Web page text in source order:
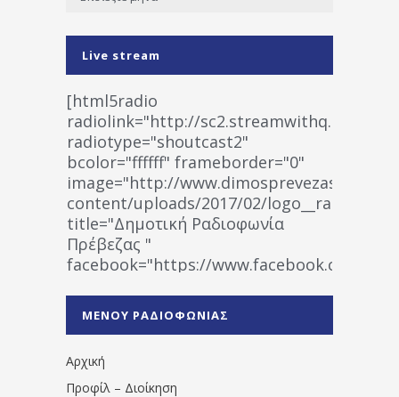
Live stream
[html5radio
radiolink="http://
radiotype="shoutcast2"
bcolor="ffffff" frameborder="0"
image="http://www.dimosprevezas.gr/wp-
content/uploads/2017/02/
title="Δημοτική Ραδιοφωνία
Πρέβεζας "
facebook="https://www.facebook.com/
1531194763766854/" artist="" ]
ΜΕΝΟΥ ΡΑΔΙΟΦΩΝΙΑΣ
Αρχική
Προφίλ – Διοίκηση